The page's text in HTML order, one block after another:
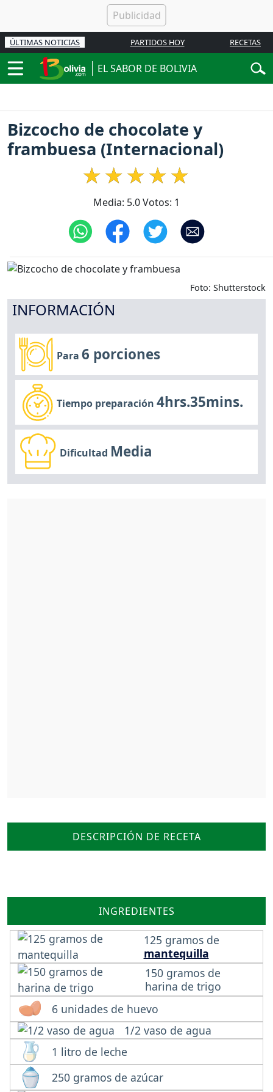
ÚLTIMAS NOTICIAS PARTIDOS HOY RECETAS
EL SABOR DE BOLIVIA
Bizcocho de chocolate y
frambuesa (Internacional)
Media: 5.0Votos: 1
Foto: Shutterstock
INFORMACIÓN
Para6 porciones
Tiempo preparación4hrs.35mins.
Dificultad Media
DESCRIPCIÓN DE RECETA
INGREDIENTES
125 gramos de
mantequilla
150 gramos de
harina de trigo
6 unidades de huevo
1/2 vaso de agua
1 litro de leche
250 gramos de azúcar